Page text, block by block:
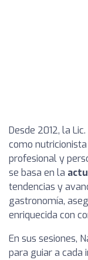
Desde 2012, la
como
profesional y
se basa en la
tendencias y
gastronomía,
enriquecida con
En sus sesiones,
para guiar a cada